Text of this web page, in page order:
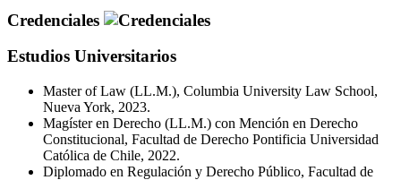
Credenciales
Estudios Universitarios
Master of Law (LL.M.), Columbia University Law School,
Nueva York, 2023.
Magíster en Derecho (LL.M.) con Mención en Derecho
Constitucional, Facultad de Derecho Pontificia Universidad
Católica de Chile, 2022.
Diplomado en Regulación y Derecho Público, Facultad de